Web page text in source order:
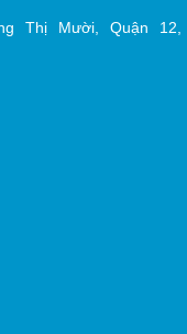
Thị Mười,Quận 12